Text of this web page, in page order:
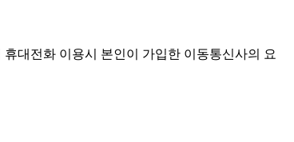
휴대전화 이용시 본인이 가입한 이동통신사의 요